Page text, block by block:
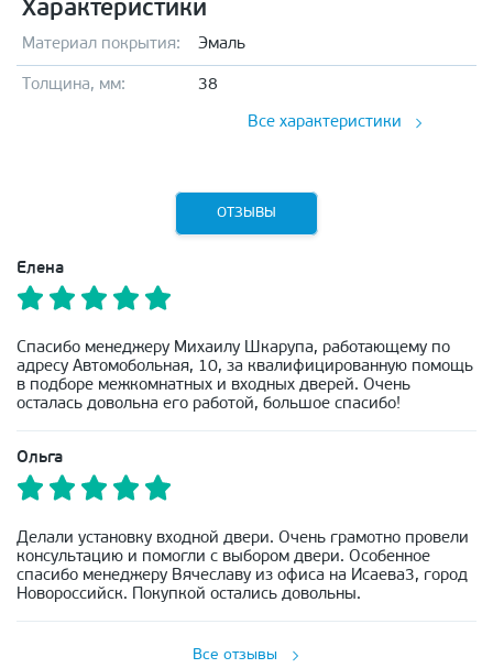
Характеристики
Материал покрытия: Эмаль
Толщина, мм: 38
Все характеристики
ОТЗЫВЫ
Елена
Спасибо менеджеру Михаилу Шкарупа, работающему по
адресу Автомобольная, 10, за квалифицированную помощь
в подборе межкомнатных и входных дверей. Очень
осталась довольна его работой, большое спасибо!
Ольга
Делали установку входной двери. Очень грамотно провели
консультацию и помогли с выбором двери. Особенное
спасибо менеджеру Вячеславу из офиса на Исаева3, город
Новороссийск. Покупкой остались довольны.
Все отзывы